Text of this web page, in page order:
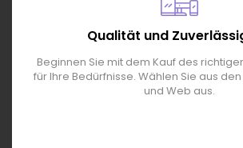
Qualität und
Beginnen Sie mit dem Kauf des
für Ihre Bedürfnisse. Wählen Sie aus
und Web aus.